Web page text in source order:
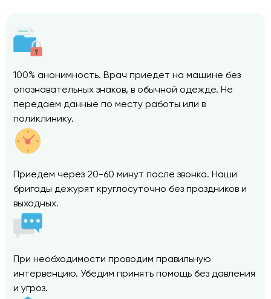
100% анонимность. Врач приедет на машине без
опознавательных знаков, в обычной одежде. Не
передаем данные по месту работы или в
поликлинику.
Приедем через 20-60 минут после звонка. Наши
бригады дежурят круглосуточно без праздников и
выходных.
При необходимости проводим правильную
интервенцию. Убедим принять помощь без давления
и угроз.